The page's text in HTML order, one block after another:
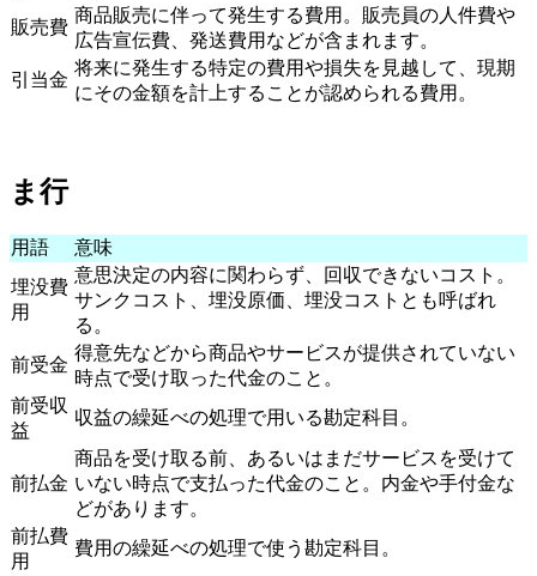
販売費
商品販売に伴って発生する費用。販売員の人件費や
広告宣伝費、発送費用などが含まれます。
引当金
将来に発生する特定の費用や損失を見越して、現期
にその金額を計上することが認められる費用。
ま行
用語
意味
埋没費
用
意思決定の内容に関わらず、回収できないコスト。
サンクコスト、埋没原価、埋没コストとも呼ばれ
る。
前受金
得意先などから商品やサービスが提供されていない
時点で受け取った代金のこと。
前受収
益
収益の繰延べの処理で用いる勘定科目。
前払金
商品を受け取る前、あるいはまだサービスを受けて
いない時点で支払った代金のこと。内金や手付金な
どがあります。
前払費
用
費用の繰延べの処理で使う勘定科目。